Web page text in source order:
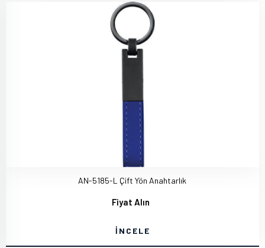
AN-5185-L Çift Yön Anahtarlık
Fiyat Alın
İNCELE